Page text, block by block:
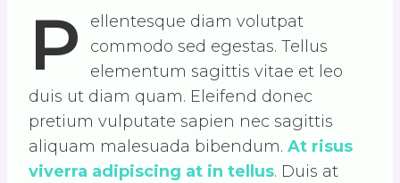
P
ellentesque diam volutpat
commodo sed egestas. Tellus
elementum sagittis vitae et leo
duis ut diam quam. Eleifend donec
pretium vulputate sapien nec sagittis
aliquam malesuada bibendum. At risus
viverra adipiscing at in tellus. Duis at